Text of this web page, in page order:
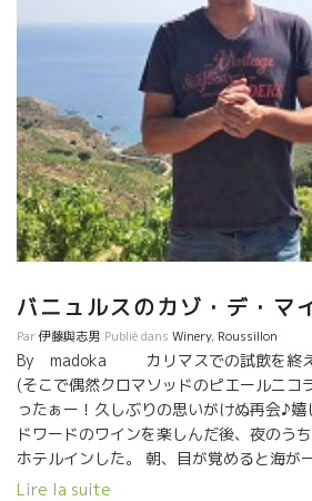
バニュルスのカゾ・デ・マ
Par伊藤與志男 Publié dans Winery, Roussillon
By madoka カリマスでの試飲を終え
(そこで偶然クロマソッドのピエールニコ
ったぁー！久しぶりの思いがけぬ再会♪
ドワードのワインを楽しんだ後、夜のう
ホテルインした。 朝、目が覚めると海が
色が飛び込んできた。ずっと憧れていた
Lire la suite